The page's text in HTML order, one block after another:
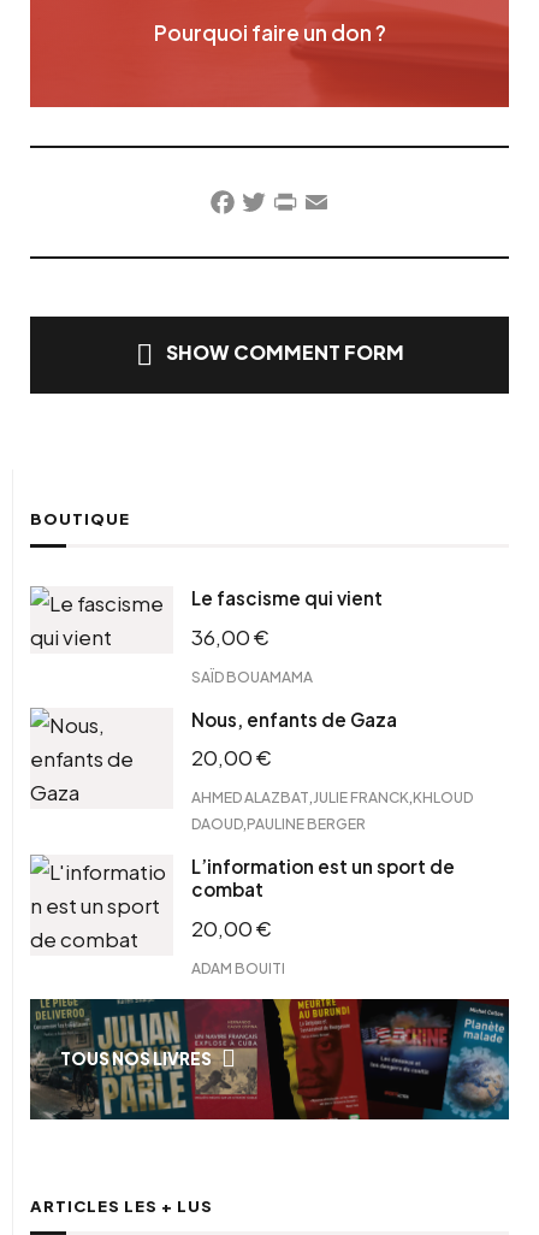
Pourquoi faire un don ?
Facebook
TwitterPrintFriendly
Email
SHOW COMMENT FORM
BOUTIQUE
Le fascisme qui vient
36,00€
SAÏD BOUAMAMA
Nous, enfants de Gaza
20,00€
AHMED ALAZBAT,JULIE FRANCK,KHLOUD
DAOUD,PAULINE BERGER
L’information est un sport de
combat
20,00€
ADAM BOUITI
TOUS NOS LIVRES
ARTICLES LES + LUS